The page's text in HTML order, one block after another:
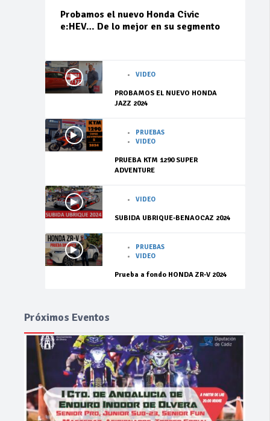
Probamos el nuevo Honda Civic
e:HEV… De lo mejor en su segmento
VIDEO
PROBAMOS EL NUEVO HONDA
JAZZ 2024
PRUEBAS
VIDEO
PRUEBA KTM 1290 SUPER
ADVENTURE
VIDEO
SUBIDA UBRIQUE-BENAOCAZ 2024
PRUEBAS
VIDEO
Prueba a fondo HONDA ZR-V 2024
Próximos Eventos